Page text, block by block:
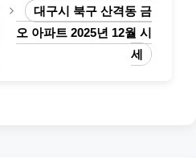
대구시 북구 산격동 금
오 아파트 2025년 12월 시
세